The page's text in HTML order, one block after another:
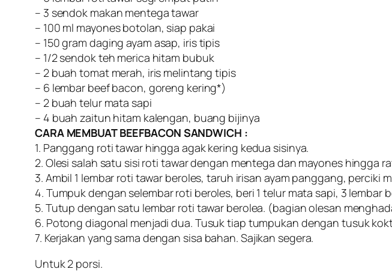
– 3 sendok makan mentega tawar
– 100 ml mayones botolan, siap pakai
– 150 gram daging ayam asap, iris tipis
– 1/2 sendok teh merica hitam bubuk
– 2 buah tomat merah, iris melintang tipis
– 6 lembar beef bacon, goreng kering*)
– 2 buah telur mata sapi
– 4 buah zaitun hitam kalengan, buang bijinya
CARA MEMBUAT BEEFBACON SANDWICH :
1. Panggang roti tawar hingga agak kering kedua sisinya.
2. Olesi salah satu sisi roti tawar dengan mentega dan mayones hingga
3. Ambil 1 lembar roti tawar beroles, taruh irisan ayam panggang, perciki
4. Tumpuk dengan selembar roti beroles, beri 1 telur mata sapi, 3 lembar
5. Tutup dengan satu lembar roti tawar berolea. (bagian olesan
6. Potong diagonal menjadi dua. Tusuk tiap tumpukan dengan tusuk
7. Kerjakan yang sama dengan sisa bahan. Sajikan segera.
Untuk 2 porsi.